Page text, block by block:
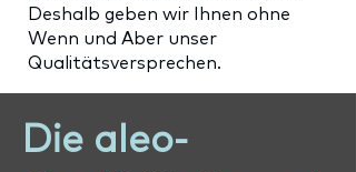
Deshalb geben wir Ihnen ohne
Wenn und Aber unser
Qualitätsversprechen.
Die aleo-